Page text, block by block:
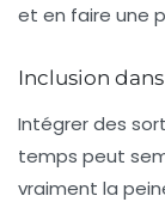
et en faire une
Inclusion
Intégrer des
temps peut
vraiment la